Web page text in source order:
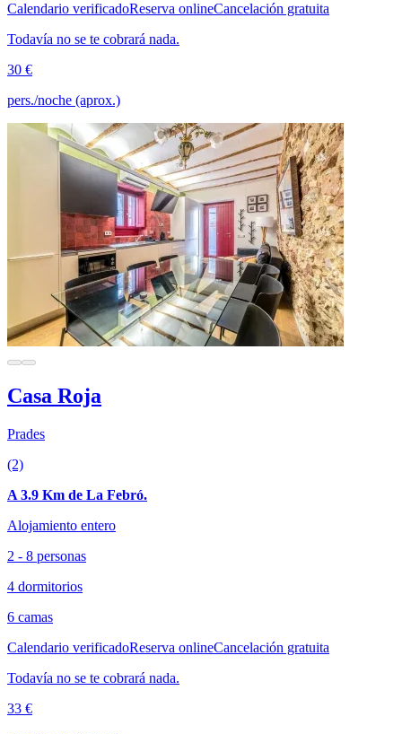
Calendario verificadoReserva onlineCancelación gratuita
Todavía no se te cobrará nada.
30 €
pers./noche (aprox.)
Casa Roja
Prades
(2)
A 3.9 Km de La Febró.
Alojamiento entero
2 - 8 personas
4 dormitorios
6 camas
Calendario verificadoReserva onlineCancelación gratuita
Todavía no se te cobrará nada.
33 €